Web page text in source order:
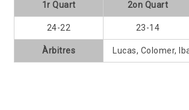
1r Quart 2on Quart
24-22 23-14
Àrbitres Lucas, Colomer,